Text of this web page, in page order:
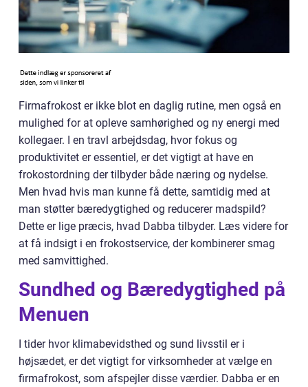
Firmafrokost er ikke blot en daglig rutine, men også en
mulighed for at opleve samhørighed og ny energi med
kollegaer. I en travl arbejdsdag, hvor fokus og
produktivitet er essentiel, er det vigtigt at have en
frokostordning der tilbyder både næring og nydelse.
Men hvad hvis man kunne få dette, samtidig med at
man støtter bæredygtighed og reducerer madspild?
Dette er lige præcis, hvad Dabba tilbyder. Læs videre for
at få indsigt i en frokostservice, der kombinerer smag
med samvittighed.
Sundhed og Bæredygtighed på
Menuen
I tider hvor klimabevidsthed og sund livsstil er i
højsædet, er det vigtigt for virksomheder at vælge en
firmafrokost, som afspejler disse værdier. Dabba er en